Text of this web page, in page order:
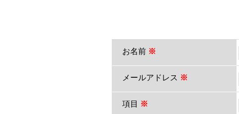
お名前 ※
メールアドレス ※
項目 ※